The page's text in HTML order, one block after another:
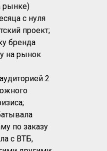
рынке)
с нуля
проект;
бренда
на рынок
2
по заказу
с ВТБ,